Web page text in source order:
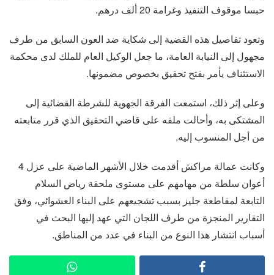
حبسا موقوف التنفيذ وغرامة 20 ألف درهم.
وتعود تفاصيل هذه القضية إلى شكاية ضد العون السابق من طرف
مجهول إلى النيابة العامة، ما جعل الوكيل العام للملك لدى محكمة
الاستئناف يأمر بفتح تحقيق بخصوص مضمونها.
وعلى إثر ذلك، استمعت الفرقة الجهوية للشرطة القضائية إلى
المشتكى به، وأحالت ملفه على قاضي التحقيق الذي قرر متابعته
من أجل المنسوب إليه.
وكانت عمالة مراكش أقدمت خلال الأشهر الماضية على عزل 4
أعوان سلطة من مهامهم على مستوى ملحقة رياض السلام
التابعة لمقاطعة جليز بسبب تشجيعهم على البناء العشوائي، وفق
التقارير المنجزة من طرف اللجان التي عهد إليها البحث في
أسباب انتشار هذا النوع من البناء في عدد من المناطق.